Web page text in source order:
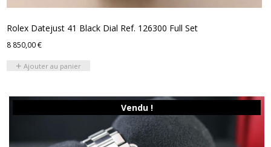
Rolex Datejust 41 Black Dial Ref. 126300 Full Set
8 850,00€
Ajouter au panier
Vendu !